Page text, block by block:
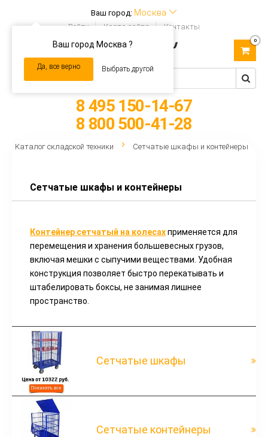
Ваш город: Москва
Ваш город Москва ?
Да, все верно Выбрать другой
Войти Карта сайта Контакты
navigation
0
8 495 150-14-67
8 800 500-41-28
Каталог складской техники Сетчатые шкафы и контейнеры
Сетчатые шкафы и контейнеры
Контейнер сетчатый на колесахприменяется для
перемещения и хранения большевесных грузов,
включая мешки с сыпучими веществами. Удобная
конструкция позволяет быстро перекатывать и
штабелировать боксы, не занимая лишнее
пространство.
Сетчатые шкафы
Сетчатые контейнеры